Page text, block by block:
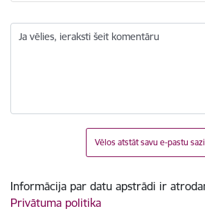
Ja vēlies, ieraksti šeit komentāru
Vēlos atstāt savu e-pastu
Informācija par datu apstrādi ir
Privātuma politika